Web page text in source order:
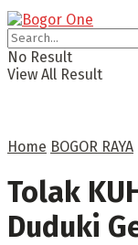
No Result
View All Result
Home BOGOR RAYA
Tolak
Duduki